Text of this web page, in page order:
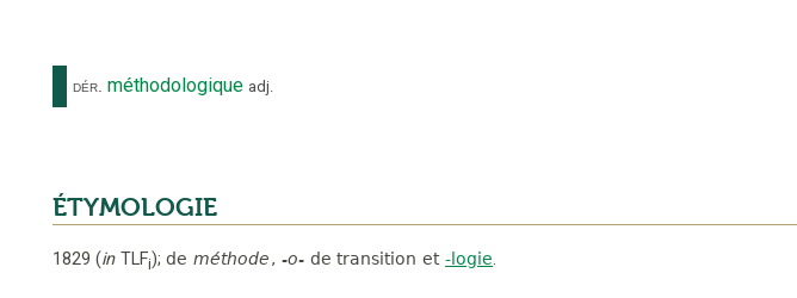
dér. méthodologique adj.
ÉTYMOLOGIE
1829 (in TLFi); de méthode, -o- de transition et -logie.